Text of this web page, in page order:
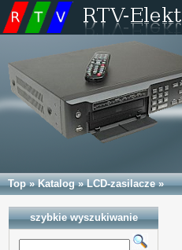
Top»Katalog»LCD-zasilacze»
szybkie wyszukiwanie